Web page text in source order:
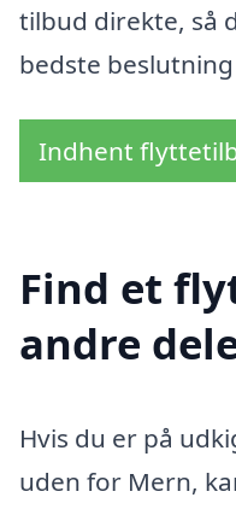
tilbud direkte, så
bedste
Indhent
Find et
andre
Hvis du er på
uden for Mern,